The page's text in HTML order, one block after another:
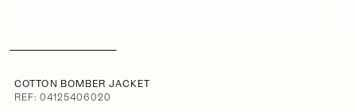
COTTON BOMBER JACKET
REF: 04125406020